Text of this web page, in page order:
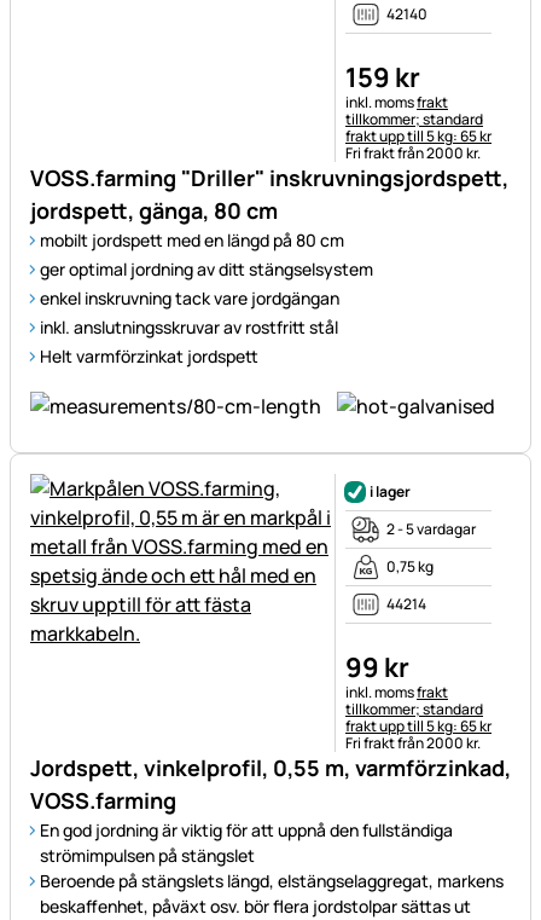
VOSS.farming "Driller" inskruvningsjordspett,
jordspett, gänga, 80 cm
mobilt jordspett med en längd på 80 cm
ger optimal jordning av ditt stängselsystem
enkel inskruvning tack vare jordgängan
inkl. anslutningsskruvar av rostfritt stål
Helt varmförzinkat jordspett
42140
159 kr
Skatteinformation:
inkl. momsfrakt
tillkommer; standard
frakt upp till 5 kg: 65 kr
Fri frakt från 2000 kr.
Jordspett, vinkelprofil, 0,55 m, varmförzinkad,
VOSS.farming
En god jordning är viktig för att uppnå den fullständiga
strömimpulsen på stängslet
Beroende på stängslets längd, elstängselaggregat, markens
beskaffenhet, påväxt osv. bör flera jordstolpar sättas ut
i lager
2 - 5 vardagar
0,75 kg
44214
99 kr
Skatteinformation:
inkl. momsfrakt
tillkommer; standard
frakt upp till 5 kg: 65 kr
Fri frakt från 2000 kr.